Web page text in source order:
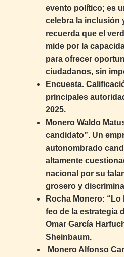
evento político; es
celebra la inclusión
recuerda que el
mide por la
para ofrecer
ciudadanos, sin
Encuesta.
principales
2025.
Monero Waldo
candidato”. Un
autonombrado
altamente
nacional por su
grosero y
Rocha Monero:
feo de la estrategia
Omar García
Sheinbaum.
Monero Alfonso